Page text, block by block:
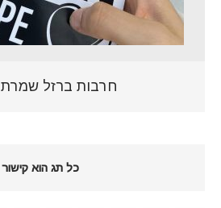
חרבות ברזל שמרת 2023
כל תג הוא קישור